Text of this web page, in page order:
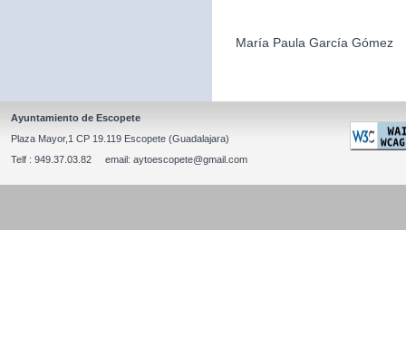
María Paula García Gómez
Ayuntamiento de Escopete
Plaza Mayor,1 CP 19.119 Escopete (Guadalajara)
Telf : 949.37.03.82 email: aytoescopete@gmail.com